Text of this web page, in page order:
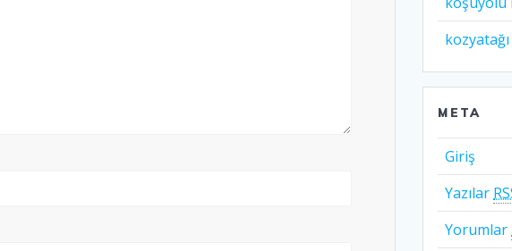
META
Giriş
Yazılar
Yorumlar